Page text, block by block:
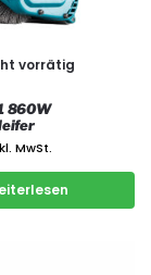
vorrätig
860W
MwSt.